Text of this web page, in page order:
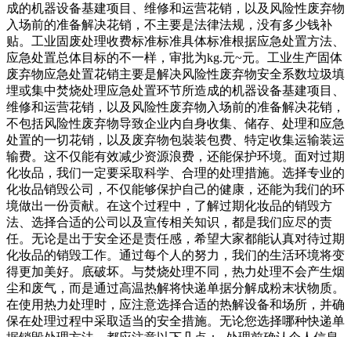
成的机器设备基建项目、维修和运营花销，以及风险性废弃物
入场前的准备解决花销，不主要是法律法规，没有多少钱补
贴。工业固废处理收费标准标准具体标准根据应急处置方法、
应急处置总体目标的不一样，审批为kg.元~元。工业生产固体
废弃物应急处置花销主要是解决风险性废弃物安全系数垃圾填
埋或集中焚烧处理应急处置环节所造成的机器设备基建项目、
维修和运营花销，以及风险性废弃物入场前的准备解决花销，
不包括风险性废弃物导致企业内自身收集、储存、处理和应急
处置的一切花销，以及废弃物包裝装包费、特定收集运输装运
输费。这不仅能有效减少资源浪费，还能保护环境。面对过期
化妆品，我们一定要采取科学、合理的处理措施。选择专业的
化妆品销毁公司，不仅能够保护自己的健康，还能为我们的环
境做出一份贡献。在这个过程中，了解过期化妆品的销毁方
法、选择合适的公司以及宣传相关知识，都是我们应尽的责
任。无论是出于安全还是责任感，希望大家都能认真对待过期
化妆品的销毁工作。通过每个人的努力，我们的生活环境将变
得更加美好。底破坏。与焚烧处理不同，热力处理不会产生烟
尘和废气，而是通过高温热解将快递单据分解成粉末状物质。
在使用热力处理时，应注意选择合适的热解设备和场所，并确
保在处理过程中采取适当的安全措施。无论您选择哪种快递单